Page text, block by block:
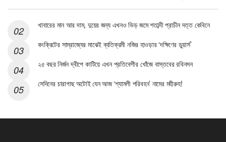
খাবারের মান আর দাম, দুয়ের জন্য এখনও ভিড় জমে শতাব্দী প্রাচীন দত্ত কেবিনে
কংক্রিটের সাম্রাজ্যের মাঝেই ব্যতিক্রমী নজির হাওড়ার ‘দক্ষিণের ডুয়ার্স’
২৫ বছর নির্জন দ্বীপে কাটিয়ে এখন প্রতিবেশীর খোঁজে বাস্তবের রবিনসন
সেদিনের চারাগাছ অটোই যেন আজ ‘শ্যামলী পরিবহন’ নামের মহীরুহ!